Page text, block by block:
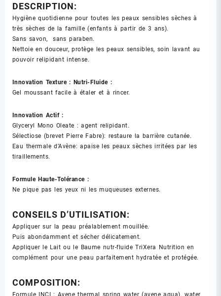
DESCRIPTION:
Hygiène quotidienne pour toutes les peaux sensibles sèches à
très sèches de la famille (enfants à partir de 3 ans).
Sans savon, sans paraben.
Nettoie en douceur, protège les peaux sensibles, soin lavant au
pouvoir relipidant intense.
Innovation Texture : Nutri-Fluide :
Gel moussant facile à étaler et à rincer.
Innovation Actif :
Glyceryl Mono Oleate : agent relipidant.
Sélectiose (brevet Pierre Fabre): restaure la barrière cutanée.
Eau thermale d’Avène: apaise les peaux sèches irritées par les
tiraillements.
Formule Haute-Tolérance :
Ne pique pas les yeux ni les muqueuses externes.
CONSEILS D’UTILISATION:
Appliquer sur la peau préalablement mouillée.
Puis abondamment et sécher délicatement.
Appliquer le Lait ou le Baume nutr-fluide TriXera Nutrition en
complément pour une peau parfaitement hydratée et protégée.
COMPOSITION: